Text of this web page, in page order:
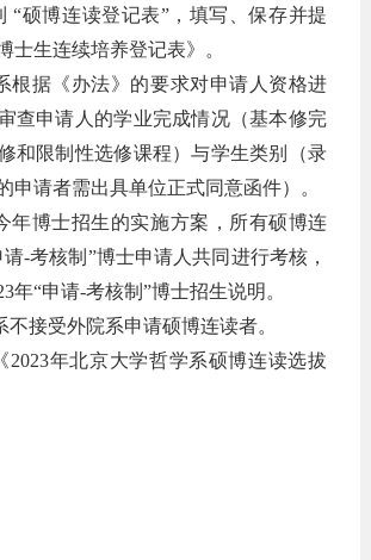
“硕博连读登记表”，填写、保存并提
士生连续培养登记表》。
根据《办法》的要求对申请人资格进
查申请人的学业完成情况（基本修完
和限制性选修课程）与学生类别（录
申请者需出具单位正式同意函件）。
年博士招生的实施方案，所有硕博连
请-考核制”博士申请人共同进行考核，
3年“申请-考核制”博士招生说明。
不接受外院系申请硕博连读者。
2023年北京大学哲学系硕博连读选拔